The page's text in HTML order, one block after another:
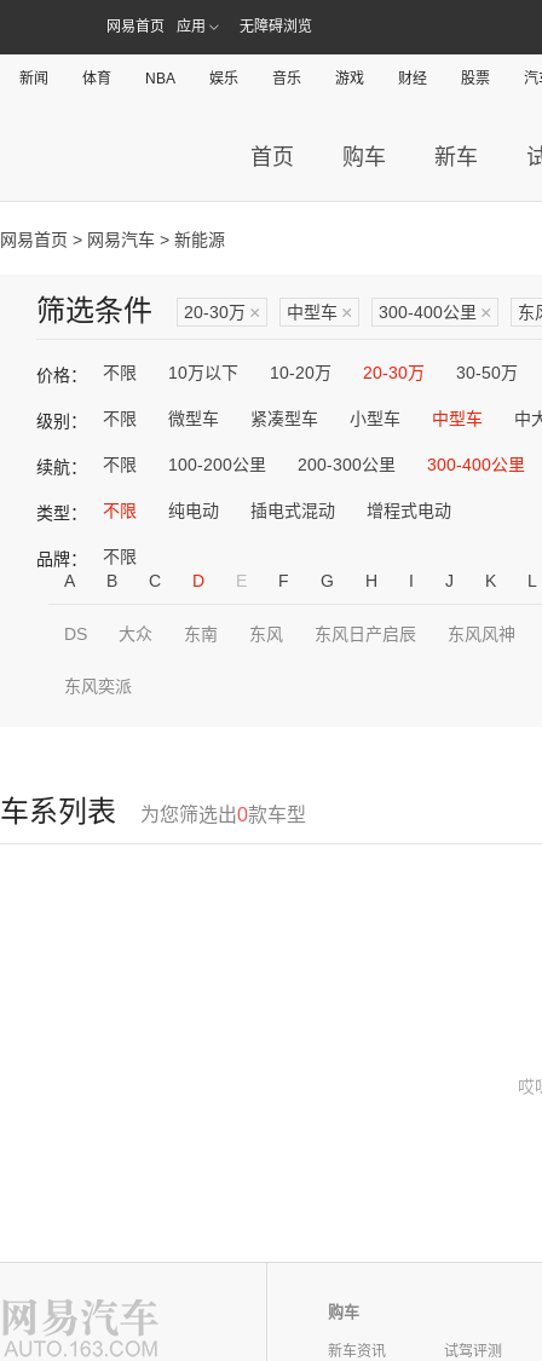
网易首页 应用 无障碍浏览
新闻 体育 NBA 娱乐 音乐 游戏 财经 股票 汽
首页 购车 新车
网易首页 > 网易汽车 > 新能源
筛选条件 20-30万 × 中型车 × 300-400公里 × 东
价格： 不限 10万以下 10-20万 20-30万 30-50万
级别： 不限 微型车 紧凑型车 小型车 中型车 中
续航： 不限 100-200公里 200-300公里 300-400公里
类型： 不限 纯电动 插电式混动 增程式电动
品牌：
不限
A
B C D E F G H I J K L
DS 大众 东南 东风 东风日产启辰 东风风神
东风奕派
车系列表 为您筛选出0款车型
哎
购车
新车资讯
试驾评测